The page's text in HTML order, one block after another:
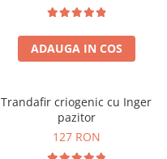
ADAUGA IN COS
Trandafir criogenic cu Inger
pazitor
127 RON